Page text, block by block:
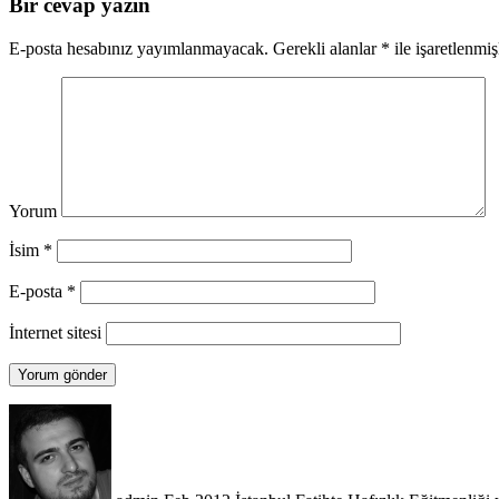
Bir cevap yazın
E-posta hesabınız yayımlanmayacak. Gerekli alanlar * ile
Yorum
İsim *
E-posta *
İnternet sitesi